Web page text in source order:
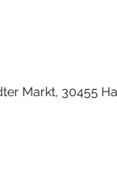
Markt, 30455